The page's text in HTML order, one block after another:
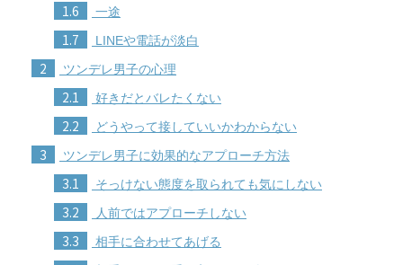
1.6 一途
1.7 LINEや電話が淡白
2 ツンデレ男子の心理
2.1 好きだとバレたくない
2.2 どうやって接していいかわからない
3 ツンデレ男子に効果的なアプローチ方法
3.1 そっけない態度を取られても気にしない
3.2 人前ではアプローチしない
3.3 相手に合わせてあげる